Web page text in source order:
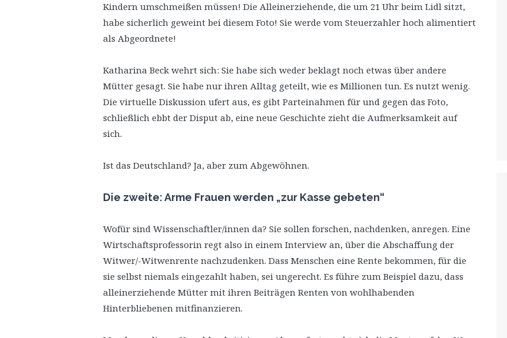
Kindern umschmeißen müssen! Die Alleinerziehende, die um 21 Uhr beim Lidl sitzt,
habe sicherlich geweint bei diesem Foto! Sie werde vom Steuerzahler hoch alimentiert
als Abgeordnete!
Katharina Beck wehrt sich: Sie habe sich weder beklagt noch etwas über andere
Mütter gesagt. Sie habe nur ihren Alltag geteilt, wie es Millionen tun. Es nutzt wenig.
Die virtuelle Diskussion ufert aus, es gibt Parteinahmen für und gegen das Foto,
schließlich ebbt der Disput ab, eine neue Geschichte zieht die Aufmerksamkeit auf
sich.
Ist das Deutschland? Ja, aber zum Abgewöhnen.
Die zweite: Arme Frauen werden „zur Kasse gebeten“
Wofür sind Wissenschaftler/innen da? Sie sollen forschen, nachdenken, anregen. Eine
Wirtschaftsprofessorin regt also in einem Interview an, über die Abschaffung der
Witwer/-Witwenrente nachzudenken. Dass Menschen eine Rente bekommen, für die
sie selbst niemals eingezahlt haben, sei ungerecht. Es führe zum Beispiel dazu, dass
alleinerziehende Mütter mit ihren Beiträgen Renten von wohlhabenden
Hinterbliebenen mitfinanzieren.